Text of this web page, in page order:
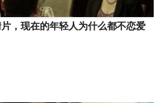
，现在的年轻人为什么都不恋爱